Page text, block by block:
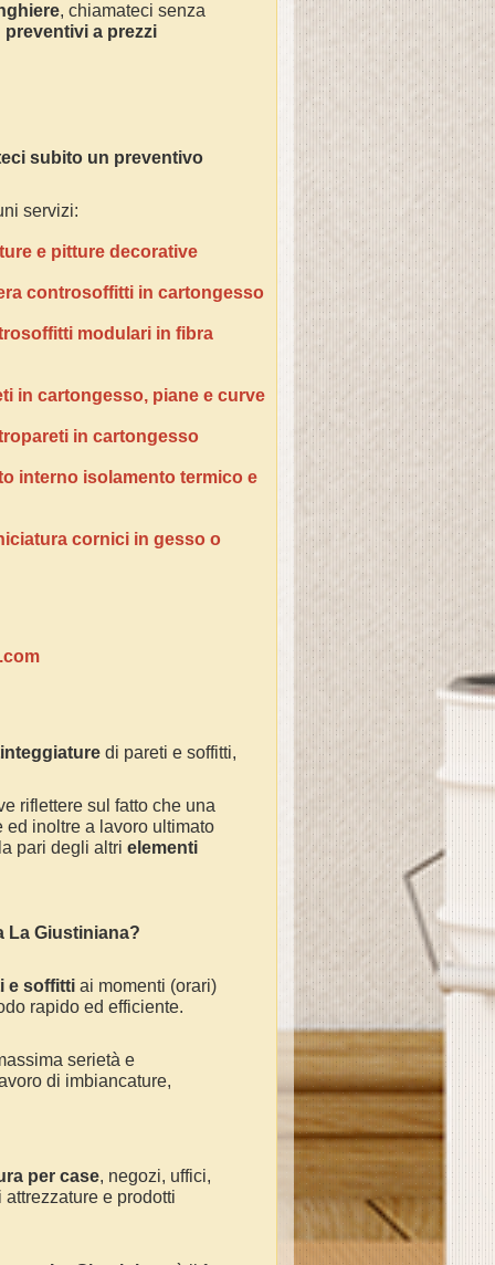
, chiamateci senza
preventivi a prezzi
subito un preventivo
servizi:
e pitture decorative
controsoffitti in cartongesso
modulari in fibra
in cartongesso, piane e curve
in cartongesso
interno isolamento termico e
cornici in gesso o
di pareti e soffitti,
riflettere sul fatto che una
inoltre a lavoro ultimato
pari degli altri elementi
La Giustiniana?
e soffitti ai momenti (orari)
rapido ed efficiente.
serietà e
di imbiancature,
per case, negozi, uffici,
e prodotti